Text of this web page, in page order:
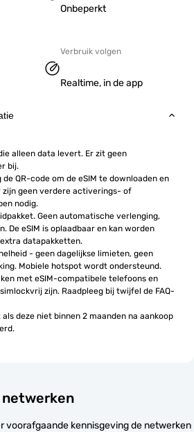
Onbeperkt
Verbruik volgen
Realtime, in de app
alleen data levert. Er zit geen
bij.
de QR-code om de eSIM te downloaden en
zijn geen verdere activerings- of
nodig.
Geen automatische verlenging,
De eSIM is oplaadbaar en kan worden
datapakketten.
- geen dagelijkse limieten, geen
Mobiele hotspot wordt ondersteund.
met eSIM-compatibele telefoons en
zijn. Raadpleeg bij twijfel de FAQ-
als deze niet binnen 2 maanden na aankoop
voorafgaande kennisgeving de netwerken